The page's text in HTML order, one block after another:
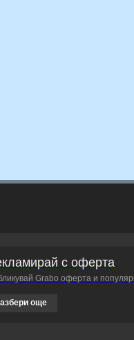
с оферта
Grabo оферта и
още